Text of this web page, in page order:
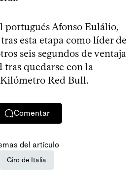
portugués Afonso Eulálio,
esta etapa como líder de
seis segundos de ventaja
tras quedarse con la
Red Bull.
Comentar
del artículo
Giro de Italia